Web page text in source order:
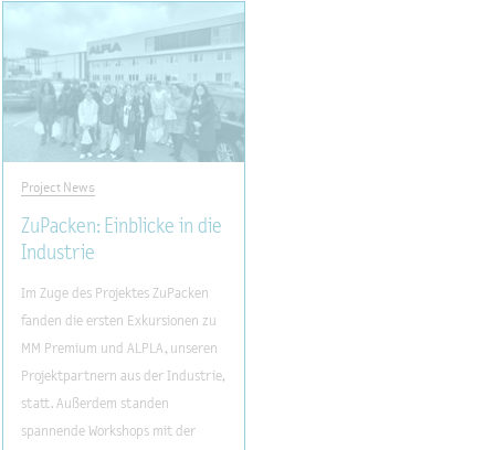
Project News
ZuPacken: Einblicke in die
Industrie
Im Zuge des Projektes ZuPacken
fanden die ersten Exkursionen zu
MM Premium und ALPLA, unseren
Projektpartnern aus der Industrie,
statt. Außerdem standen
spannende Workshops mit der